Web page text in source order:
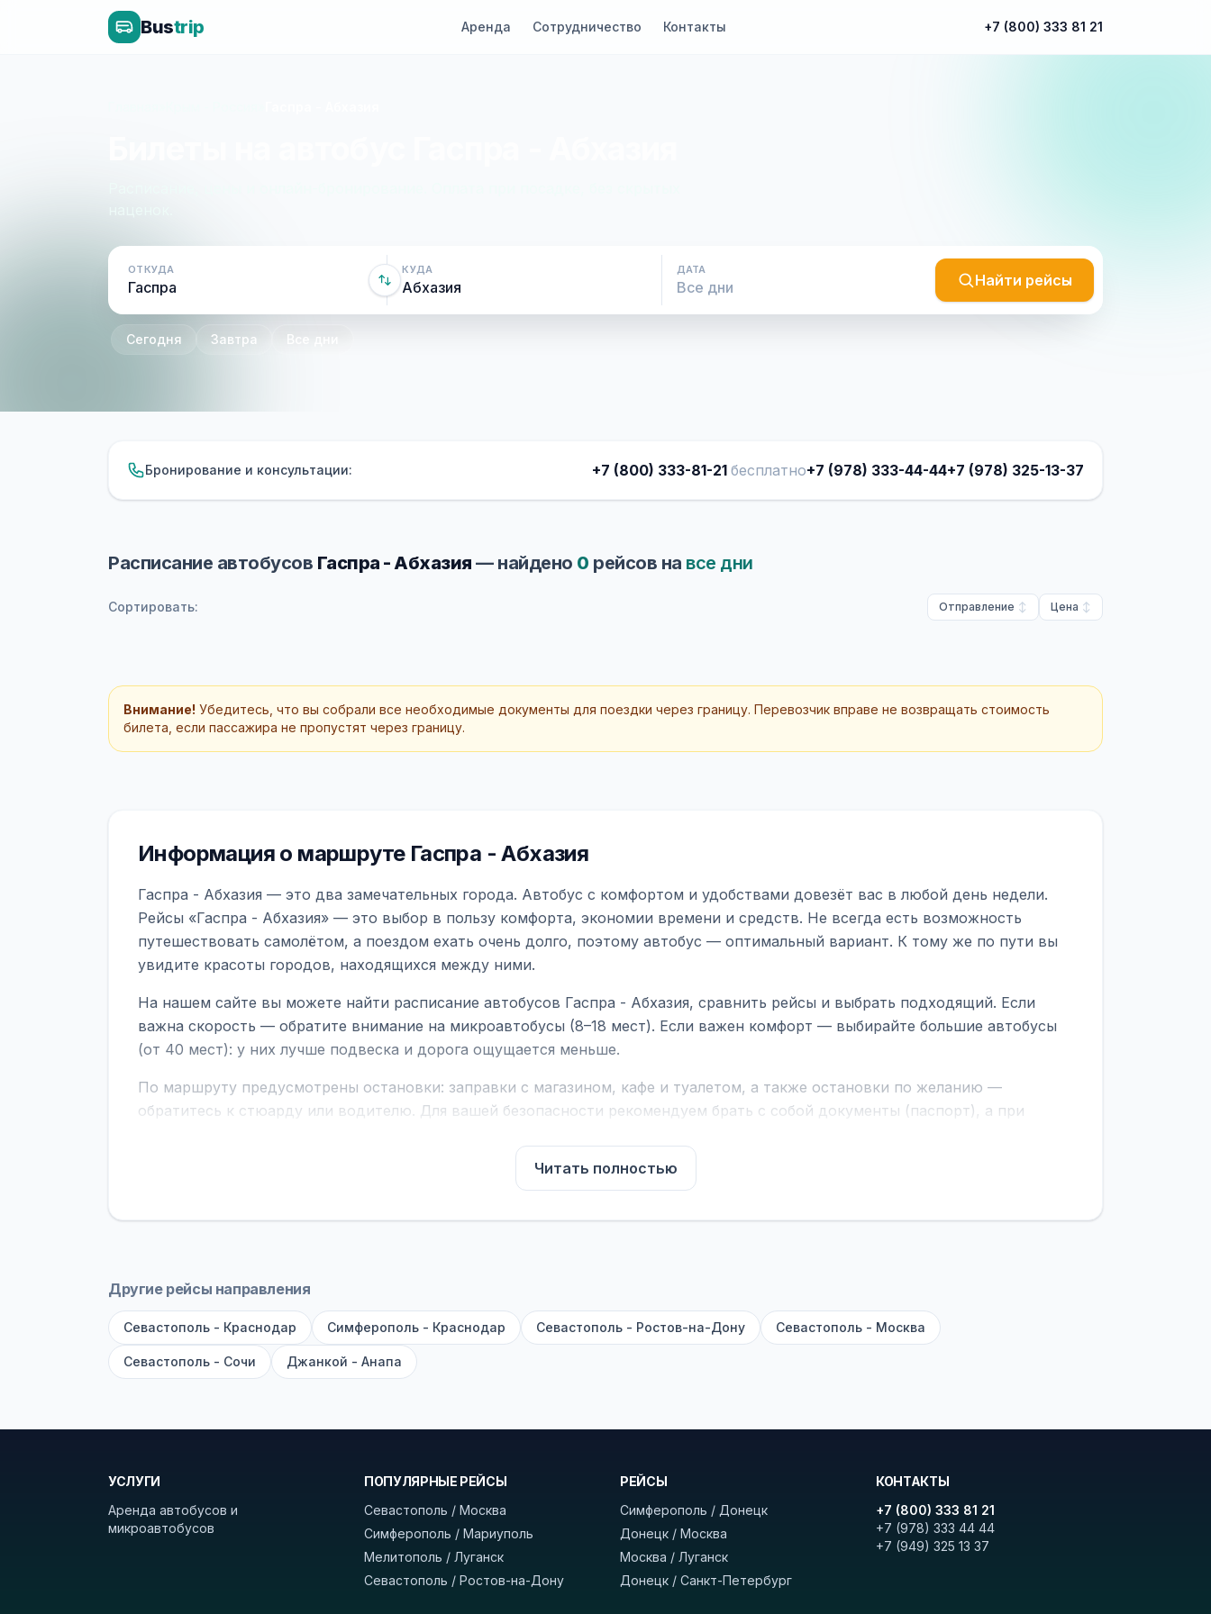
Bustrip Аренда Сотрудничество Контакты +7 (800) 333 81 21
ОТКУДА КУДА ДАТА
Найти рейсы
Сегодня Завтра Все дни
Бронирование и консультации: +7 (800) 333-81-21 бесплатно+7 (978) 333-44-44+7 (978) 325-13-37
Расписание автобусов Гаспра - Абхазия — найдено 0 рейсов на все дни
Сортировать: Отправление Цена
Внимание! Убедитесь, что вы собрали все необходимые документы для поездки через границу. Перевозчик вправе не возвращать стоимость
билета, если пассажира не пропустят через границу.
Информация о маршруте Гаспра - Абхазия
Гаспра - Абхазия — это два замечательных города. Автобус с комфортом и удобствами довезёт вас в любой день недели.
Рейсы «Гаспра - Абхазия» — это выбор в пользу комфорта, экономии времени и средств. Не всегда есть возможность
путешествовать самолётом, а поездом ехать очень долго, поэтому автобус — оптимальный вариант. К тому же по пути вы
увидите красоты городов, находящихся между ними.
На нашем сайте вы можете найти расписание автобусов Гаспра - Абхазия, сравнить рейсы и выбрать подходящий. Если
важна скорость — обратите внимание на микроавтобусы (8–18 мест). Если важен комфорт — выбирайте большие автобусы
(от 40 мест): у них лучше подвеска и дорога ощущается меньше.
По маршруту предусмотрены остановки: заправки с магазином, кафе и туалетом, а также остановки по желанию —
обратитесь к стюарду или водителю. Для вашей безопасности рекомендуем брать с собой документы (паспорт), а при
В автобусах есть всё необходимое для комфортной поездки: регулировка сидений, кондиционер, отопление, зарядка
устройств, вода, пледы. На больших автобусах работают стюарды. У нас
оплата производится только при посадке, печатать билет заранее не нужно.
рейсов вы увидите время выезда, место посадки, время и место прибытия, время в пути и цену. Кнопка «Детали рейса»
Удачных поездок! С уважением, командаBUSTRIP.PRO
Читать полностью
Другие рейсы направления
Севастополь - Краснодар Симферополь - Краснодар Севастополь - Ростов-на-Дону Севастополь - Москва
Севастополь - Сочи Джанкой - Анапа
УСЛУГИ
Аренда автобусов и
микроавтобусов
ПОПУЛЯРНЫЕ РЕЙСЫ
Севастополь / Москва
Симферополь / Мариуполь
Мелитополь / Луганск
Севастополь / Ростов-на-Дону
РЕЙСЫ
Симферополь / Донецк
Донецк / Москва
Москва / Луганск
Донецк / Санкт-Петербург
КОНТАКТЫ
+7 (800) 333 81 21
+7 (978) 333 44 44
+7 (949) 325 13 37